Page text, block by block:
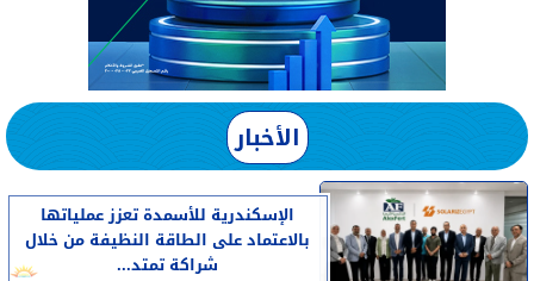
الأخبار
الإسكندرية للأسمدة تعزز عملياتها
بالاعتماد على الطاقة النظيفة من خلال
شراكة تمتد...